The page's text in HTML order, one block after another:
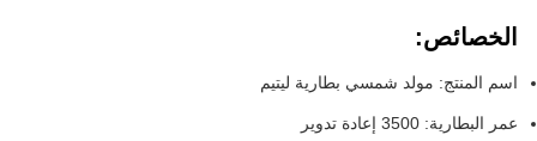
الخصائص:
اسم المنتج: مولد شمسي بطارية ليتيم
عمر البطارية: 3500 إعادة تدوير